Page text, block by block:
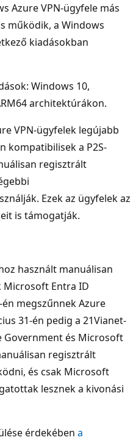
Azure VPN-ügyfele más
működik, a Windows
kiadásokban
Windows 10,
architektúrákon.
VPN-ügyfelek legújabb
kompatibilisek a P2S-
regisztrált
Ezek az ügyfelek az
is támogatják.
használt manuálisan
Microsoft Entra ID
megszűnnek Azure
31-én pedig a 21Vianet-
és Microsoft
regisztrált
és csak Microsoft
lesznek a kivonási
érdekében a